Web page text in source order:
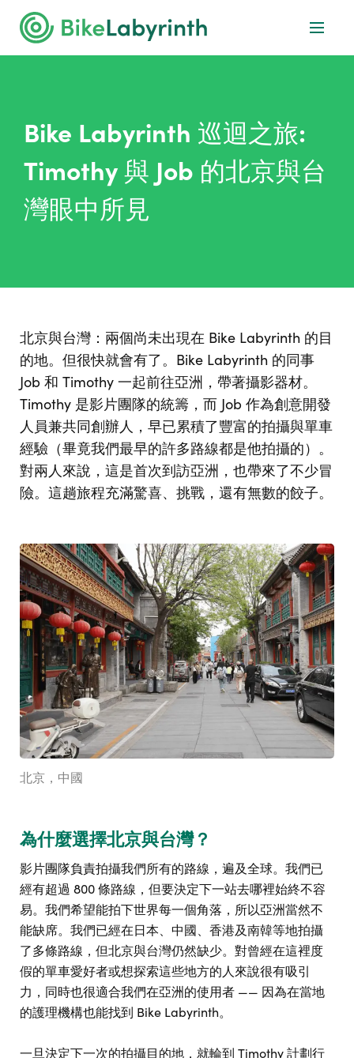
Bike Labyrinth 巡迴之旅:
Timothy 與 Job 的北京與台
灣眼中所見
北京與台灣：兩個尚未出現在 Bike Labyrinth 的目
的地。但很快就會有了。Bike Labyrinth 的同事
Job 和 Timothy 一起前往亞洲，帶著攝影器材。
Timothy 是影片團隊的統籌，而 Job 作為創意開發
人員兼共同創辦人，早已累積了豐富的拍攝與單車
經驗（畢竟我們最早的許多路線都是他拍攝的）。
對兩人來說，這是首次到訪亞洲，也帶來了不少冒
險。這趟旅程充滿驚喜、挑戰，還有無數的餃子。
北京，中國
為什麼選擇北京與台灣？
影片團隊負責拍攝我們所有的路線，遍及全球。我們已
經有超過 800 條路線，但要決定下一站去哪裡始終不容
易。我們希望能拍下世界每一個角落，所以亞洲當然不
能缺席。我們已經在日本、中國、香港及南韓等地拍攝
了多條路線，但北京與台灣仍然缺少。對曾經在這裡度
假的單車愛好者或想探索這些地方的人來說很有吸引
力，同時也很適合我們在亞洲的使用者 —— 因為在當地
的護理機構也能找到 Bike Labyrinth。
一旦決定下一次的拍攝目的地，就輪到 Timothy 計劃行